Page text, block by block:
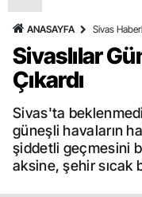
ANASAYFA Sivas
Sivaslılar
Çıkardı
Sivas'ta
güneşli havaların
şiddetli geçmesini
aksine, şehir sıcak